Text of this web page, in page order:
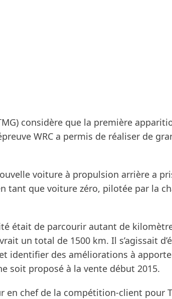
considère que la première
WRC a permis de réaliser de
voiture à propulsion arrière a
tant que voiture zéro, pilotée par la
était de parcourir autant de
un total de 1500 km. Il s’agissait
identifier des améliorations à
soit proposé à la vente début 2015.
en chef de la compétition-client pour